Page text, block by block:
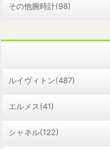
その他腕時計(98)
ルイヴィトン(487)
エルメス(41)
シャネル(122)